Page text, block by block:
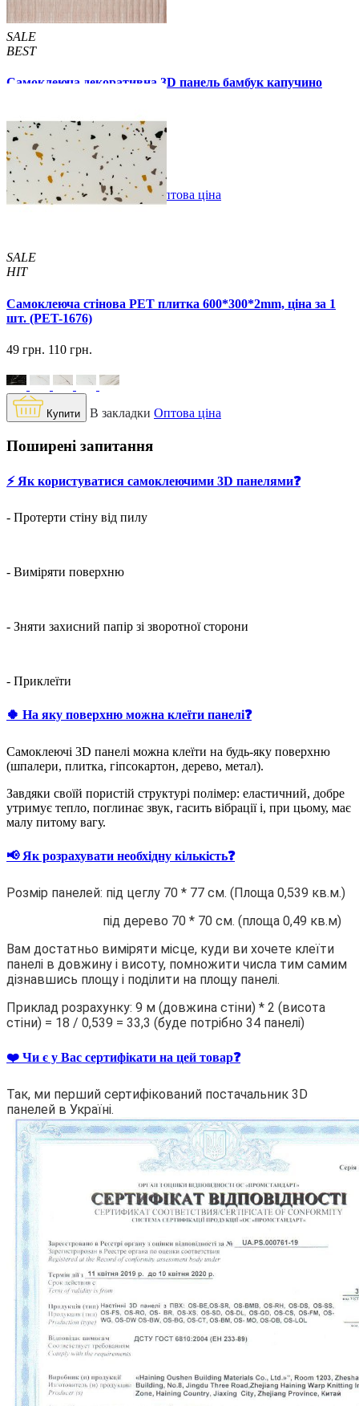
SALE
BEST
Самоклеюча декоративна 3D панель бамбук капучино
129 грн. /шт 160 грн. /шт
Купити В закладки Оптова ціна
SALE
HIT
Самоклеюча стінова PET плитка 600*300*2mm, ціна за 1
шт. (PET-1676)
49 грн. 110 грн.
Купити В закладки Оптова ціна
Поширені запитання
⚡️ Як користуватися самоклеючими 3D панелями❓
- Протерти стіну від пилу
- Виміряти поверхню
- Зняти захисний папір зі зворотної сторони
- Приклеїти
🍀 На яку поверхню можна клеїти панелі❓
Самоклеючі 3D панелі можна клеїти на будь-яку поверхню
(шпалери, плитка, гіпсокартон, дерево, метал).
Завдяки своїй пористій структурі полімер: еластичний, добре
утримує тепло, поглинає звук, гасить вібрації і, при цьому, має
малу питому вагу.
📢 Як розрахувати необхідну кількість❓
Розмір панелей: під цеглу 70 * 77 см. (Площа 0,539 кв.м.)
під дерево 70 * 70 см. (площа 0,49 кв.м)
Вам достатньо виміряти місце, куди ви хочете клеїти
панелі в довжину і висоту, помножити числа тим самим
дізнавшись площу і поділити на площу панелі.
Приклад розрахунку: 9 м (довжина стіни) * 2 (висота
стіни) = 18 / 0,539 = 33,3 (буде потрібно 34 панелі)
❤️ Чи є у Вас сертифікати на цей товар❓
Так, ми перший сертифікований постачальник 3D
панелей в Україні.